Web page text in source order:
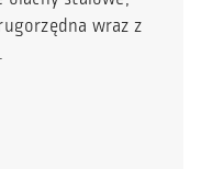
wraz z